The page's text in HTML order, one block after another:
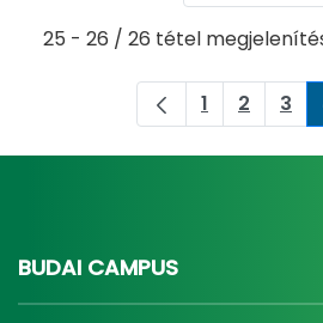
25 - 26 / 26 tétel
Oldal
1 Oldal
2 3
BUDAI CAMPUS